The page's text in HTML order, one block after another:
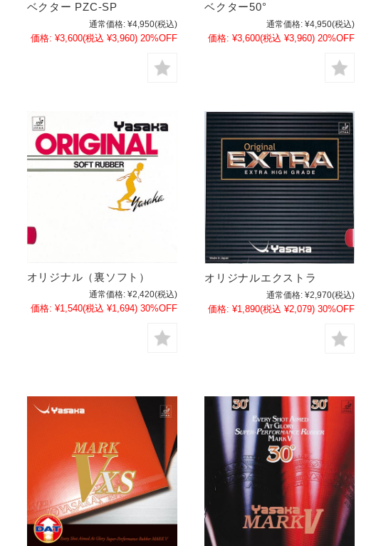
ベクター PZC-SP
通常価格: ¥4,950(税込)
価格: ¥3,600(税込 ¥3,960) 20%OFF
ベクター50°
通常価格: ¥4,950(税込)
価格: ¥3,600(税込 ¥3,960) 20%OFF
オリジナル（裏ソフト）
通常価格: ¥2,420(税込)
価格: ¥1,540(税込 ¥1,694) 30%OFF
オリジナルエクストラ
通常価格: ¥2,970(税込)
価格: ¥1,890(税込 ¥2,079) 30%OFF